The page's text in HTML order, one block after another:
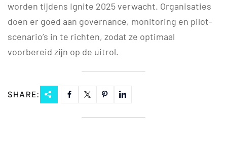
worden tijdens Ignite 2025 verwacht. Organisaties
doen er goed aan governance, monitoring en pilot-
scenario’s in te richten, zodat ze optimaal
voorbereid zijn op de uitrol.
SHARE: